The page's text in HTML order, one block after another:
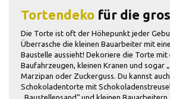
Tortendeko für die
Die Torte ist oft der Höhepunkt jeder
Überrasche die kleinen Bauarbeiter mit
Baustelle aussieht! Dekoriere die Torte mit
Baufahrzeugen, kleinen Kranen und sogar
Marzipan oder Zuckerguss. Du kannst
Schokoladentorte mit